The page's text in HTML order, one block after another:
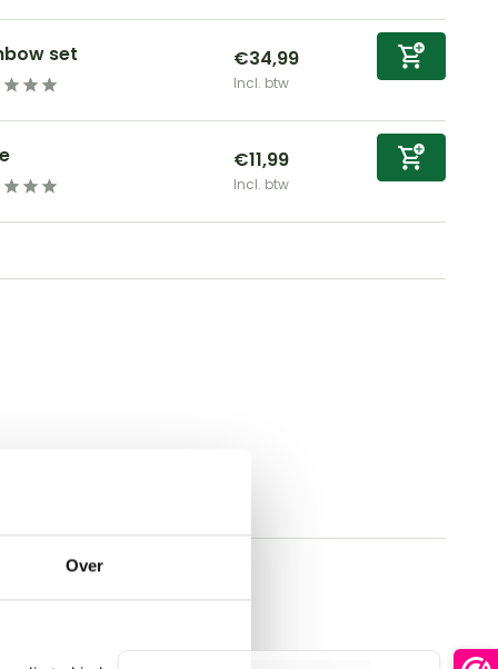
Over
set €34,99
Incl. btw
€11,99
Incl. btw